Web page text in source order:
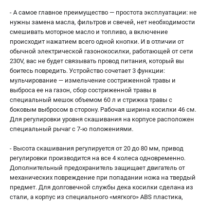
- А самое главное преимущество — простота эксплуатации: не
нужны замена масла, фильтров и свечей, нет необходимости
смешивать моторное масло и топливо, а включение
происходит нажатием всего одной кнопки. И в отличии от
обычной электрической газонокосилки, работающей от сети
230V, вас не будет связывать провод питания, который вы
боитесь повредить. Устройство сочетает 3 функции:
мульчирование — измельчение состриженной травы и
выброса ее на газон, сбор состриженной травы в
специальный мешок объемом 60 л и стрижка травы с
боковым выбросом в сторону. Рабочая ширина косилки 46 см.
Для регулировки уровня скашивания на корпусе расположен
специальный рычаг с 7-ю положениями.
- Высота скашивания регулируется от 20 до 80 мм, привод
регулировки производится на все 4 колеса одновременно.
Дополнительный предохранитель защищает двигатель от
механических повреждение при попадании ножа на твердый
предмет. Для долговечной службы дека косилки сделана из
стали, а корпус из специального «мягкого» ABS пластика,